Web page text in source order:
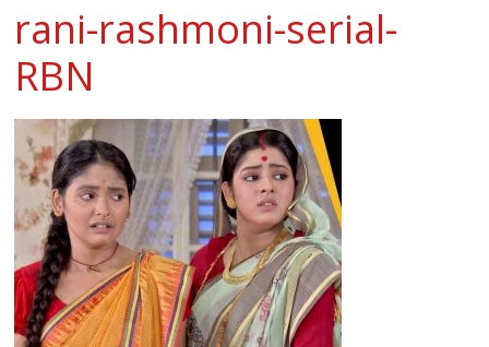
rani-rashmoni-serial-
RBN